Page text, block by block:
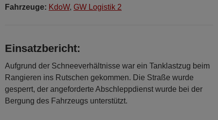
Fahrzeuge: KdoW, GW Logistik 2
Einsatzbericht:
Aufgrund der Schneeverhältnisse war ein Tanklastzug beim
Rangieren ins Rutschen gekommen. Die Straße wurde
gesperrt, der angeforderte Abschleppdienst wurde bei der
Bergung des Fahrzeugs unterstützt.